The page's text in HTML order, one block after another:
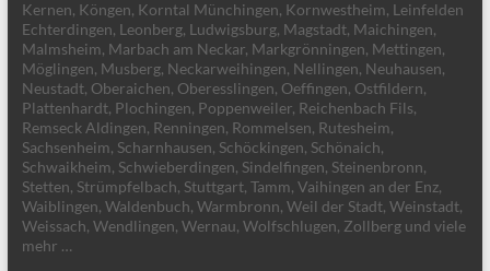
Kernen, Köngen, Korntal Münchingen, Kornwestheim, Leinfelden
Echterdingen, Leonberg, Ludwigsburg, Magstadt, Maichingen,
Malmsheim, Marbach am Neckar, Markgrönningen, Mettingen,
Möglingen, Musberg, Neckarweihingen, Nellingen, Neuhausen,
Neustadt, Oberaichen, Oberesslingen, Oeffingen, Ostfildern,
Plattenhardt, Plochingen, Poppenweiler, Reichenbach Fils,
Remseck Aldingen, Renningen, Rommelsen, Rutesheim,
Sachsenheim, Scharnhausen, Schöckingen, Schönaich,
Schwaikheim, Schwieberdingen, Sindelfingen, Steinenbronn,
Stetten, Strümpfelbach, Stuttgart, Tamm, Vaihingen an der Enz,
Waiblingen, Waldenbuch, Warmbronn, Weil der Stadt, Weinstadt,
Weissach, Wendlingen, Wernau, Wolfschlugen, Zollberg und viele
mehr …